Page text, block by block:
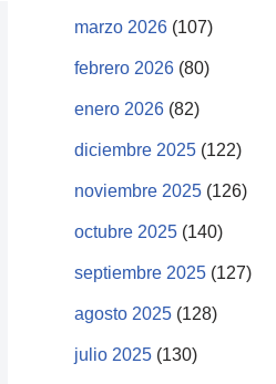
marzo 2026 (107)
febrero 2026 (80)
enero 2026 (82)
diciembre 2025 (122)
noviembre 2025 (126)
octubre 2025 (140)
septiembre 2025 (127)
agosto 2025 (128)
julio 2025 (130)